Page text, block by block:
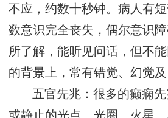
不应，约数十秒钟。病人有
数意识完全丧失，偶尔意识
所了解，能听见问话，但不
的背景上，常有错觉、幻觉及
五官先兆：很多的癫痫
或静止的光点、光圈、火星